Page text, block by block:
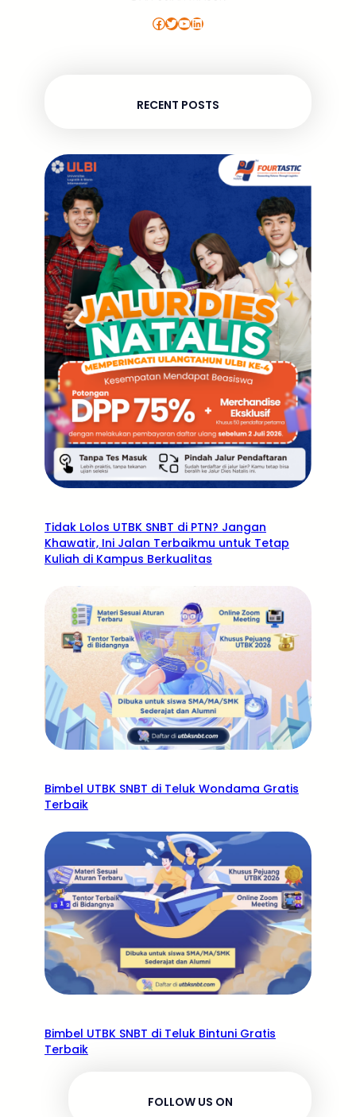
Facebook Twitter YouTube LinkedIn
RECENT POSTS
Tidak Lolos UTBK SNBT di PTN? Jangan
Khawatir, Ini Jalan Terbaikmu untuk Tetap
Kuliah di Kampus Berkualitas
Bimbel UTBK SNBT di Teluk Wondama Gratis
Terbaik
Bimbel UTBK SNBT di Teluk Bintuni Gratis
Terbaik
FOLLOW US ON